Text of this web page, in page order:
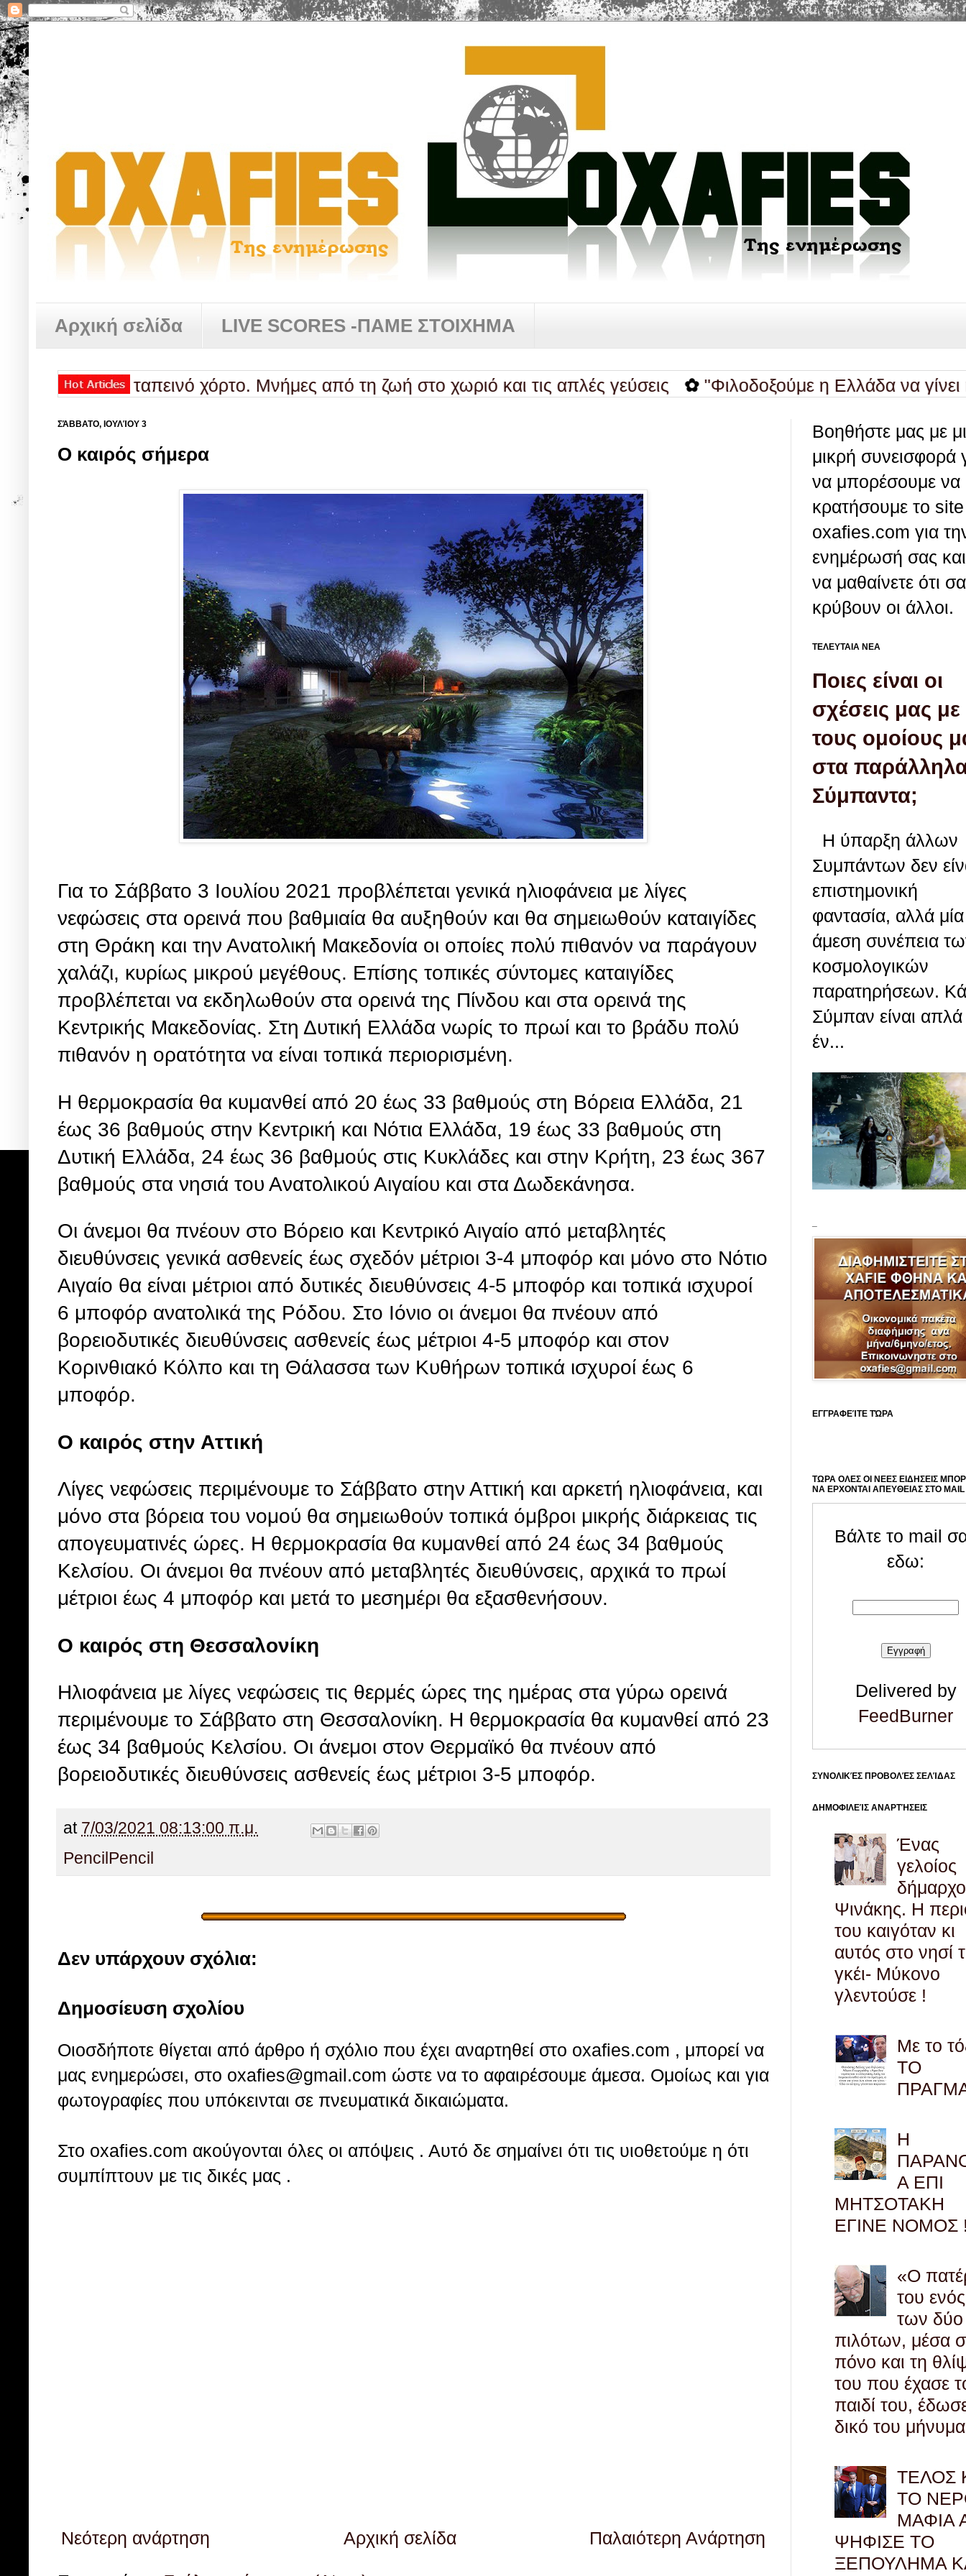
Αρχική σελίδα LIVE SCORES -ΠΑΜΕ ΣΤΟΙΧΗΜΑ
Ένα ταπεινό χόρτο. Μνήμες από τη ζωή στο χωριό και τις απλές γεύσεις ✿ "Φιλοδοξούμε η Ελλάδα να γίνει η ...
ΣΆΒΒΑΤΟ, ΙΟΥΛΊΟΥ 3
Ο καιρός σήμερα
Για το Σάββατο 3 Ιουλίου 2021 προβλέπεται γενικά ηλιοφάνεια με λίγες
νεφώσεις στα ορεινά που βαθμιαία θα αυξηθούν και θα σημειωθούν καταιγίδες
στη Θράκη και την Ανατολική Μακεδονία οι οποίες πολύ πιθανόν να παράγουν
χαλάζι, κυρίως μικρού μεγέθους. Επίσης τοπικές σύντομες καταιγίδες
προβλέπεται να εκδηλωθούν στα ορεινά της Πίνδου και στα ορεινά της
Κεντρικής Μακεδονίας. Στη Δυτική Ελλάδα νωρίς το πρωί και το βράδυ πολύ
πιθανόν η ορατότητα να είναι τοπικά περιορισμένη.
Η θερμοκρασία θα κυμανθεί από 20 έως 33 βαθμούς στη Βόρεια Ελλάδα, 21
έως 36 βαθμούς στην Κεντρική και Νότια Ελλάδα, 19 έως 33 βαθμούς στη
Δυτική Ελλάδα, 24 έως 36 βαθμούς στις Κυκλάδες και στην Κρήτη, 23 έως 367
βαθμούς στα νησιά του Ανατολικού Αιγαίου και στα Δωδεκάνησα.
Οι άνεμοι θα πνέουν στο Βόρειο και Κεντρικό Αιγαίο από μεταβλητές
διευθύνσεις γενικά ασθενείς έως σχεδόν μέτριοι 3-4 μποφόρ και μόνο στο Νότιο
Αιγαίο θα είναι μέτριοι από δυτικές διευθύνσεις 4-5 μποφόρ και τοπικά ισχυροί
6 μποφόρ ανατολικά της Ρόδου. Στο Ιόνιο οι άνεμοι θα πνέουν από
βορειοδυτικές διευθύνσεις ασθενείς έως μέτριοι 4-5 μποφόρ και στον
Κορινθιακό Κόλπο και τη Θάλασσα των Κυθήρων τοπικά ισχυροί έως 6
μποφόρ.
Ο καιρός στην Αττική
Λίγες νεφώσεις περιμένουμε το Σάββατο στην Αττική και αρκετή ηλιοφάνεια, και
μόνο στα βόρεια του νομού θα σημειωθούν τοπικά όμβροι μικρής διάρκειας τις
απογευματινές ώρες. Η θερμοκρασία θα κυμανθεί από 24 έως 34 βαθμούς
Κελσίου. Οι άνεμοι θα πνέουν από μεταβλητές διευθύνσεις, αρχικά το πρωί
μέτριοι έως 4 μποφόρ και μετά το μεσημέρι θα εξασθενήσουν.
Ο καιρός στη Θεσσαλονίκη
Ηλιοφάνεια με λίγες νεφώσεις τις θερμές ώρες της ημέρας στα γύρω ορεινά
περιμένουμε το Σάββατο στη Θεσσαλονίκη. Η θερμοκρασία θα κυμανθεί από 23
έως 34 βαθμούς Κελσίου. Οι άνεμοι στον Θερμαϊκό θα πνέουν από
βορειοδυτικές διευθύνσεις ασθενείς έως μέτριοι 3-5 μποφόρ.
at 7/03/2021 08:13:00 π.μ.
Pencil Pencil
Δεν υπάρχουν σχόλια:
Δημοσίευση σχολίου
Οιοσδήποτε θίγεται από άρθρο ή σχόλιο που έχει αναρτηθεί στο oxafies.com , μπορεί να
μας ενημερώσει, στο oxafies@gmail.com ώστε να το αφαιρέσουμε άμεσα. Ομοίως και για
φωτογραφίες που υπόκεινται σε πνευματικά δικαιώματα.
Στo oxafies.com ακούγονται όλες οι απόψεις . Αυτό δε σημαίνει ότι τις υιοθετούμε η ότι
συμπίπτουν με τις δικές μας .
Νεότερη ανάρτηση Παλαιότερη Ανάρτηση
Αρχική σελίδα
Βοηθήστε μας με
μικρή συνεισφορά
να μπορέσουμε να
κρατήσουμε το site
oxafies.com για
ενημέρωσή σας
να μαθαίνετε ότι
κρύβουν οι άλλοι.
ΤΕΛΕΥΤΑΙΑ ΝΕΑ
Ποιες είναι οι
σχέσεις μας με
τους ομοίους
στα
Σύμπαντα;
Η ύπαρξη άλλων
Συμπάντων δεν
επιστημονική
φαντασία, αλλά μία
άμεση συνέπεια
κοσμολογικών
παρατηρήσεων.
Σύμπαν είναι απλά
έν...
ΕΓΓΡΑΦΕΊΤΕ ΤΏΡΑ
ΤΩΡΑ ΟΛΕΣ ΟΙ ΝΕΕΣ ΕΙΔΗΣΕΙΣ
ΝΑ ΕΡΧΟΝΤΑΙ ΑΠΕΥΘΕΙΑΣ ΣΤΟ
Βάλτε το mail
εδω:
Delivered by
FeedBurner
ΣΥΝΟΛΙΚΈΣ ΠΡΟΒΟΛΈΣ ΣΕΛΊΔΑΣ
ΔΗΜΟΦΙΛΕΊΣ ΑΝΑΡΤΉΣΕΙΣ
Ένας
γελοίος
Ψινάκης. Η
του καιγόταν κι
αυτός στο νησί
γκέι- Μύκονο
γλεντούσε !
Με το
ΤΟ
Η
Α ΕΠΙ
ΜΗΤΣΟΤΑΚΗ
ΕΓΙΝΕ ΝΟΜΟΣ
«Ο
του
των δύο
πιλότων, μέσα
πόνο και τη
του που έχασε
παιδί του,
δικό του μήνυμα
ΤΕΛΟΣ
ΤΟ
ΜΑΦΙΑ
ΨΗΦΙΣΕ ΤΟ
ΞΕΠΟΥΛΗΜΑ